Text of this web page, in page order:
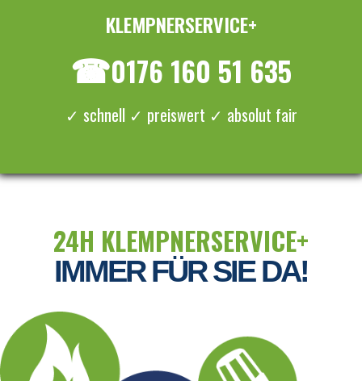
KLEMPNERSERVICE+
☎0176 160 51 635
✓ schnell ✓ preiswert ✓ absolut fair
24H KLEMPNERSERVICE+
IMMER FÜR SIE DA!